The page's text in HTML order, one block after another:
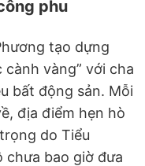
phu
tạo dựng
vàng” với cha
bất động sản. Mỗi
địa điểm hẹn hò
do Tiểu
chưa bao giờ đưa